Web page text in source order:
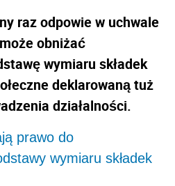
raz odpowie w uchwale
obniżać
wymiaru składek
deklarowaną tuż
działalności.
prawo do
wymiaru składek